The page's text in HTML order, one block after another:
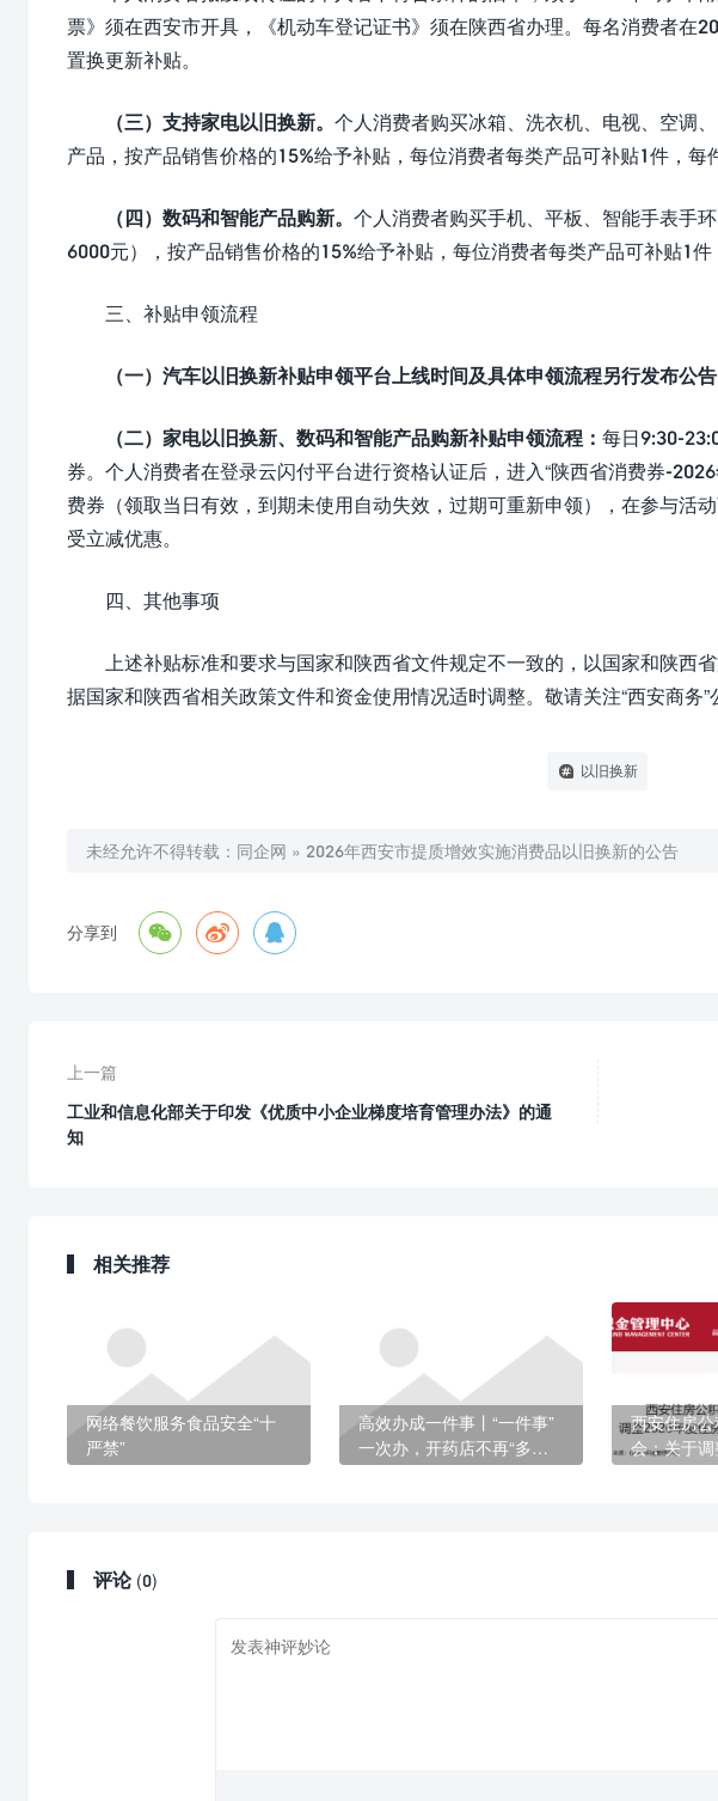
票》须在西安市开具，《机动车登记证书》须在陕西省办理。每名消费者在
置换更新补贴。
（三）支持家电以旧换新。 个人消费者购买冰箱、洗衣机、电视、空调
产品，按产品销售价格的15%给予补贴，每位消费者每类产品可补贴1件，每
（四）数码和智能产品购新。 个人消费者购买手机、平板、智能手表手
6000元），按产品销售价格的15%给予补贴，每位消费者每类产品可补贴1件
三、补贴申领流程
（一）汽车以旧换新补贴申领平台上线时间及具体申领流程另行发布公告
（二）家电以旧换新、数码和智能产品购新补贴申领流程： 每日9:30-
券。个人消费者在登录云闪付平台进行资格认证后，进入“陕西省消费券-
费券（领取当日有效，到期未使用自动失效，过期可重新申领），在参与活
受立减优惠。
四、其他事项
上述补贴标准和要求与国家和陕西省文件规定不一致的，以国家和陕西
据国家和陕西省相关政策文件和资金使用情况适时调整。敬请关注“西安商务”
以旧换新
未经允许不得转载： 同企网 » 2026年西安市提质增效实施消费品以旧换新的公告
分享到   
上一篇
工业和信息化部关于印发《优质中小企业梯度培育管理办法》的通
知
相关推荐
网络餐饮服务食品安全“十
严禁”
高效办成一件事丨“一件事”
一次办，开药店不再“多头
西安住房
会：关于
评论 (0)